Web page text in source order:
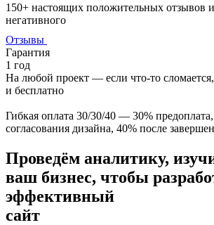
150+ настоящих положительных отзывов
негативного
Отзывы
Гарантия
1 год
На любой проект — если что‑то
и бесплатно
Гибкая оплата 30/30/40 — 30%
согласования дизайна, 40% после
Проведём аналитику,
ваш бизнес, чтобы
эффективный
сайт